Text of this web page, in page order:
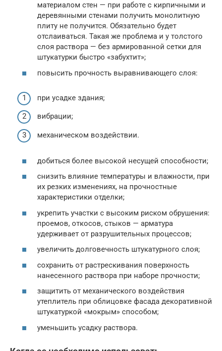
материалом стен — при работе с кирпичными и
деревянными стенами получить монолитную
плиту не получится. Обязательно будет
отслаиваться. Такая же проблема и у толстого
слоя раствора — без армированной сетки для
штукатурки быстро «забухтит»;
повысить прочность выравнивающего слоя:
при усадке здания;
вибрации;
механическом воздействии.
добиться более высокой несущей способности;
снизить влияние температуры и влажности, при
их резких изменениях, на прочностные
характеристики отделки;
укрепить участки с высоким риском обрушения:
проемов, откосов, стыков — арматура
удерживает от разрушительных процессов;
увеличить долговечность штукатурного слоя;
сохранить от растрескивания поверхность
нанесенного раствора при наборе прочности;
защитить от механического воздействия
утеплитель при облицовке фасада декоративной
штукатуркой «мокрым» способом;
уменьшить усадку раствора.